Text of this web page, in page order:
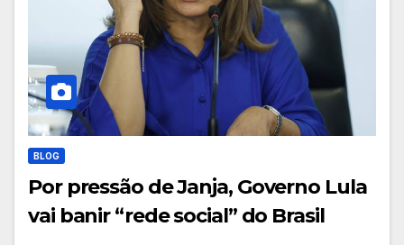
BLOG
Por pressão de Janja, Governo Lula
vai banir “rede social” do Brasil